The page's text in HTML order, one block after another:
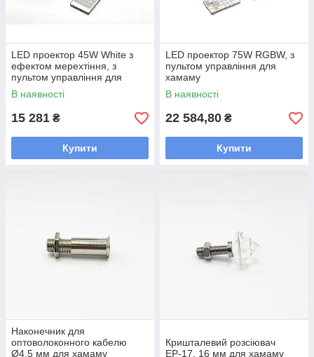
LED проектор 45W White з
ефектом мерехтіння, з
пультом управління для
хамаму
В наявності
15 281 ₴
Купити
LED проектор 75W RGBW, з
пультом управління для
хамаму
В наявності
22 584,80 ₴
Купити
Наконечник для
оптоволоконного кабелю
Ø4,5 мм для хамаму
Кришталевий розсіювач
ЕР-17, 16 мм для хамаму